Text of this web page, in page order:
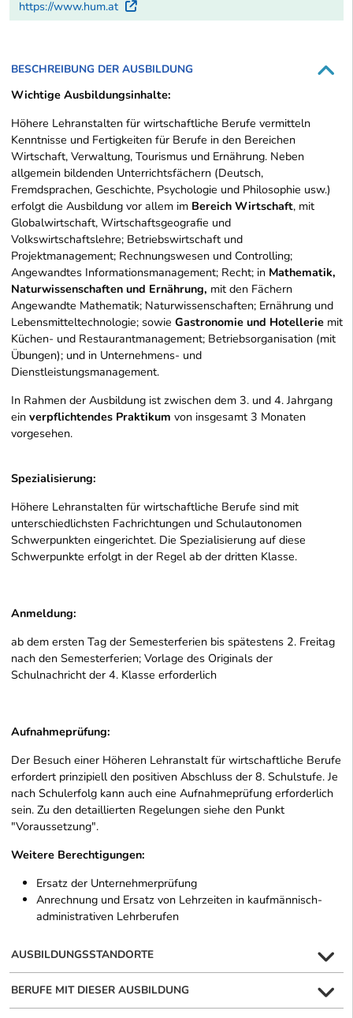
https://www.hum.at Externer Link
BESCHREIBUNG DER AUSBILDUNG
Wichtige Ausbildungsinhalte:
Höhere Lehranstalten für wirtschaftliche Berufe vermitteln
Kenntnisse und Fertigkeiten für Berufe in den Bereichen
Wirtschaft, Verwaltung, Tourismus und Ernährung. Neben
allgemein bildenden Unterrichtsfächern (Deutsch,
Fremdsprachen, Geschichte, Psychologie und Philosophie usw.)
erfolgt die Ausbildung vor allem im Bereich Wirtschaft, mit
Globalwirtschaft, Wirtschaftsgeografie und
Volkswirtschaftslehre; Betriebswirtschaft und
Projektmanagement; Rechnungswesen und Controlling;
Angewandtes Informationsmanagement; Recht; in Mathematik,
Naturwissenschaften und Ernährung, mit den Fächern
Angewandte Mathematik; Naturwissenschaften; Ernährung und
Lebensmitteltechnologie; sowie Gastronomie und Hotellerie mit
Küchen- und Restaurantmanagement; Betriebsorganisation (mit
Übungen); und in Unternehmens- und
Dienstleistungsmanagement.
In Rahmen der Ausbildung ist zwischen dem 3. und 4. Jahrgang
ein verpflichtendes Praktikum von insgesamt 3 Monaten
vorgesehen.
Spezialisierung:
Höhere Lehranstalten für wirtschaftliche Berufe sind mit
unterschiedlichsten Fachrichtungen und Schulautonomen
Schwerpunkten eingerichtet. Die Spezialisierung auf diese
Schwerpunkte erfolgt in der Regel ab der dritten Klasse.
Anmeldung:
ab dem ersten Tag der Semesterferien bis spätestens 2. Freitag
nach den Semesterferien; Vorlage des Originals der
Schulnachricht der 4. Klasse erforderlich
Aufnahmeprüfung:
Der Besuch einer Höheren Lehranstalt für wirtschaftliche Berufe
erfordert prinzipiell den positiven Abschluss der 8. Schulstufe. Je
nach Schulerfolg kann auch eine Aufnahmeprüfung erforderlich
sein. Zu den detaillierten Regelungen siehe den Punkt
"Voraussetzung".
Weitere Berechtigungen:
Ersatz der Unternehmerprüfung
Anrechnung und Ersatz von Lehrzeiten in kaufmännisch-
administrativen Lehrberufen
AUSBILDUNGSSTANDORTE
BERUFE MIT DIESER AUSBILDUNG